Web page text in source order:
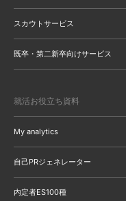
スカウトサービス
既卒・第二新卒向けサービス
就活お役立ち資料
My analytics
自己PRジェネレーター
内定者ES100種